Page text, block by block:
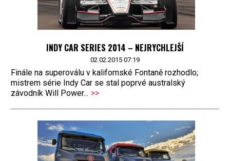
INDY CAR SERIES 2014 – NEJRYCHLEJŠÍ
02.02.2015 07:19
Finále na superoválu v kalifornské Fontaně rozhodlo;
mistrem série Indy Car se stal poprvé australský
závodník Will Power... >>